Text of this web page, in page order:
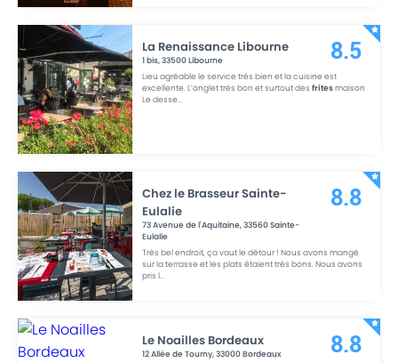
La Renaissance Libourne
1 bis,33500Libourne
Lieu agréable le service trés bien et la cuisine est
excellente. L’onglet trés bon et surtout desfritesmaison
Le desse...
8.5
Chez le Brasseur Sainte-
Eulalie
73 Avenue de l'Aquitaine,33560Sainte-
Eulalie
Très bel endroit, ça vaut le détour ! Nous avons mangé
sur la terrasse et les plats étaient très bons. Nous avons
pris l...
8.8
Le Noailles Bordeaux
12 Allée de Tourny,33000Bordeaux
8.8